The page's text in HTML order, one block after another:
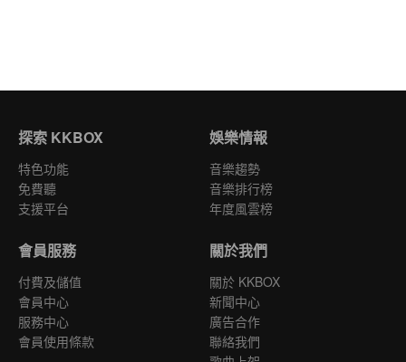
探索 KKBOX
特色功能
免費聽
支援平台
娛樂情報
音樂趨勢
音樂排行榜
年度風雲榜
會員服務
付費及儲值
會員中心
服務中心
會員使用條款
關於我們
關於 KKBOX
新聞中心
廣告合作
聯絡我們